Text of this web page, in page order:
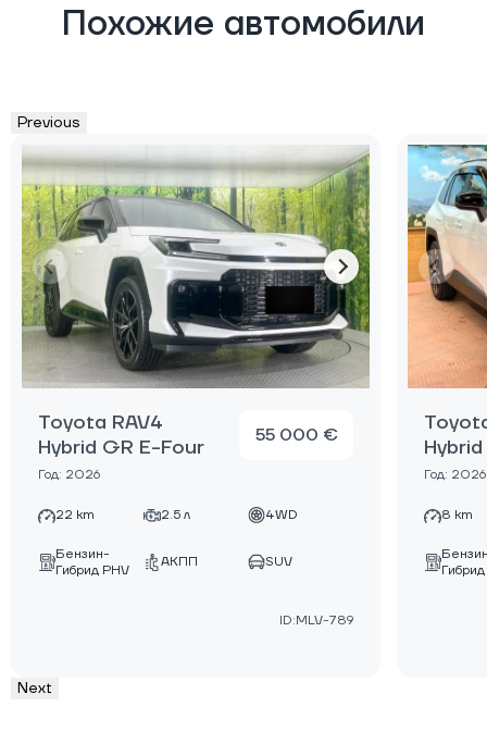
Похожие автомобили
Previous
Toyota RAV4
Hybrid GR E-Four
Год: 2026
55 000 €
22 km 2.5 л 4WD
Бензин-
Гибрид PHV
АКПП SUV
ID:MLV-789
Год: 2026
8 km
Гибрид
Next